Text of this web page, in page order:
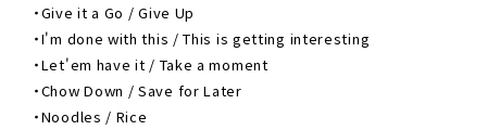
・Give it a Go / Give Up
・I'm done with this / This is getting interesting
・Let'em have it / Take a moment
・Chow Down / Save for Later
・Noodles / Rice